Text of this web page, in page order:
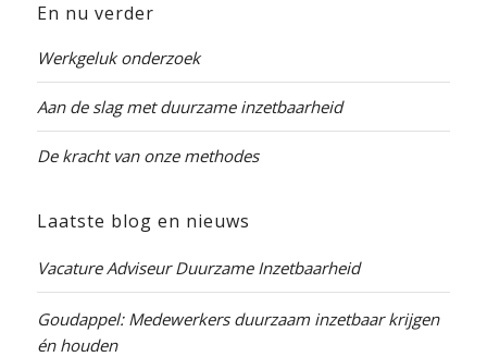
En nu verder
Werkgeluk onderzoek
Aan de slag met duurzame inzetbaarheid
De kracht van onze methodes
Laatste blog en nieuws
Vacature Adviseur Duurzame Inzetbaarheid
Goudappel: Medewerkers duurzaam inzetbaar krijgen
én houden